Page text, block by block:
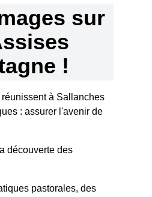
sur
!
à Sallanches
: assurer l'avenir de
découverte des
pastorales, des